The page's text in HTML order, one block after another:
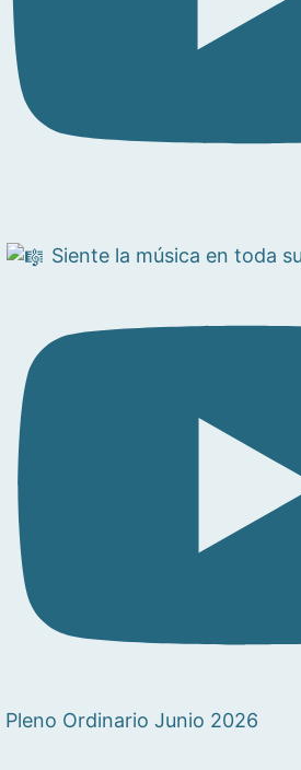
Siente la música en toda
Pleno Ordinario Junio 2026